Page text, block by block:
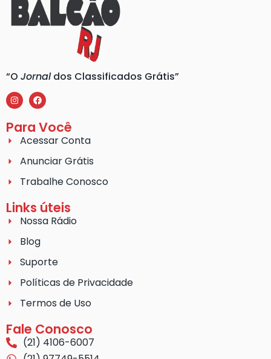
“O Jornaldos Classificados Grátis”
Para Você
Acessar Conta
Anunciar Grátis
Trabalhe Conosco
Links úteis
Nossa Rádio
Blog
Suporte
Políticas de Privacidade
Termos de Uso
Fale Conosco
(21) 4106-6007